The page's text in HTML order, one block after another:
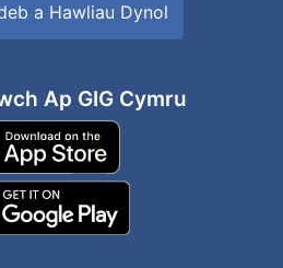
a Hawliau Dynol
Ap GIG Cymru